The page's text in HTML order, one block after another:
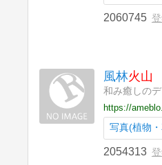
2060745
風林火山
和み癒しの
https://
写真(植物
2054313